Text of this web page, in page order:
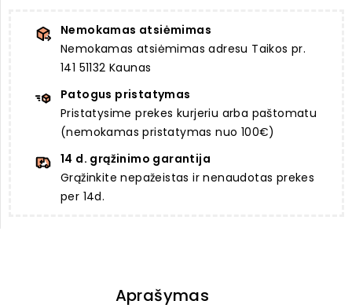
Nemokamas atsiėmimas
Nemokamas atsiėmimas adresu Taikos pr.
141 51132 Kaunas
Patogus pristatymas
Pristatysime prekes kurjeriu arba paštomatu
(nemokamas pristatymas nuo 100€)
14 d. grąžinimo garantija
Grąžinkite nepažeistas ir nenaudotas prekes
per 14d.
Aprašymas